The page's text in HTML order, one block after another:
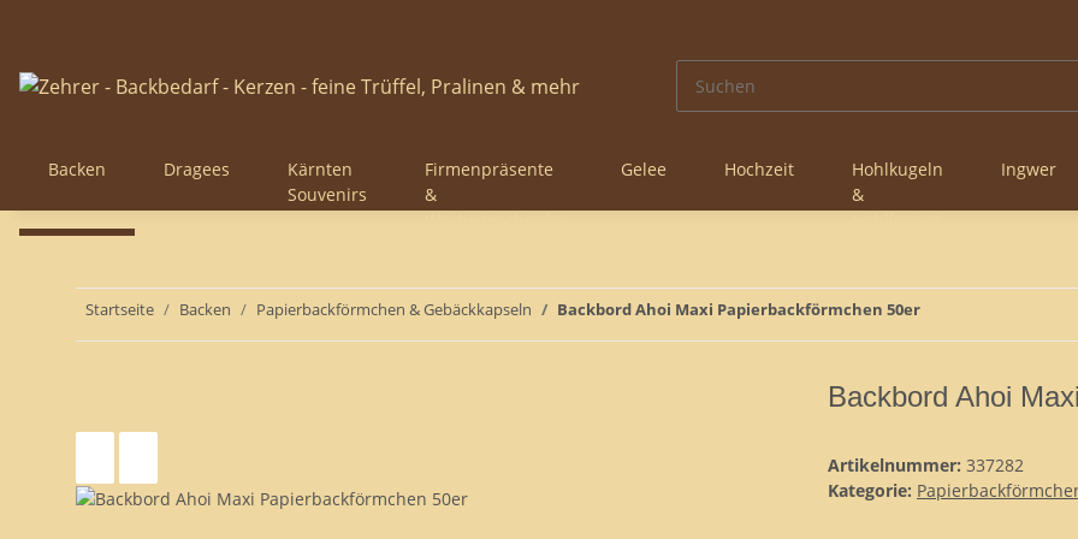
Backen Dragees
Kärnten
Souvenirs
Firmenpräsente
&
Gelee Hochzeit
Hohlkugeln
&
Ingwer
Startseite Backen Papierbackförmchen & Gebäckkapseln Backbord Ahoi Maxi Papierbackförmchen 50er
Backbord Ahoi
Artikelnummer: 337282
Kategorie: